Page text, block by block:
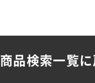
商品検索一覧